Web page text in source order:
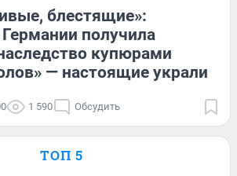
блестящие»:
получила
купюрами
— настоящие украли
1 590 Обсудить
ТОП 5